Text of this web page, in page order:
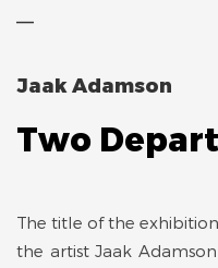
Jaak Adamson
Two
The title of the
the artist Jaak